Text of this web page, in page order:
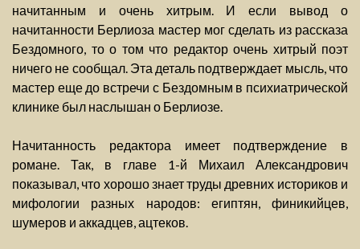
начитанным и очень хитрым. И если вывод о
начитанности Берлиоза мастер мог сделать из рассказа
Бездомного, то о том что редактор очень хитрый поэт
ничего не сообщал. Эта деталь подтверждает мысль, что
мастер еще до встречи с Бездомным в психиатрической
клинике был наслышан о Берлиозе.
Начитанность редактора имеет подтверждение в
романе. Так, в главе 1-й Михаил Александрович
показывал, что хорошо знает труды древних историков и
мифологии разных народов: египтян, финикийцев,
шумеров и аккадцев, ацтеков.